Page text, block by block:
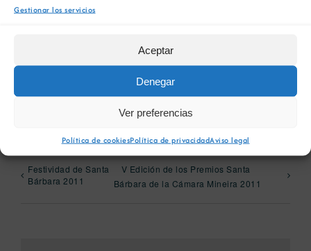
Gestionar los servicios
Aceptar
Denegar
Ver preferencias
Política de cookiesPolítica de privacidadAviso legal
favorita!
Facebook
X BlueskyRedditLinkedInWhatsApp
TelegramTumblrPinterest
XingCorreo
electrónico
Festividad de Santa
Bárbara 2011
V Edición de los Premios Santa
Bárbara de la Cámara Mineira 2011